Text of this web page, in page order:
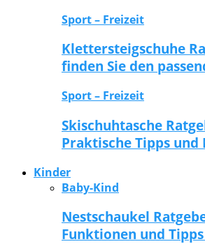
Sport – Freizeit
Klettersteigschuhe
finden Sie den
Sport – Freizeit
Skischuhtasche
Praktische Tipps
Kinder
Baby-Kind
Nestschaukel
Funktionen und